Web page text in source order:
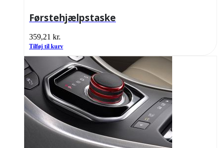
Førstehjælpstaske
359,21 kr.
Tilføj til kurv